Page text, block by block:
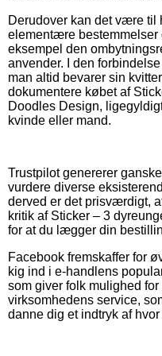
Derudover kan det være
elementære bestemmelser
eksempel den
anvender. I den
man altid bevarer sin
dokumentere købet af
Doodles Design,
kvinde eller mand.
Trustpilot genererer
vurdere diverse
derved er det prisværdigt,
kritik af Sticker – 3
for at du lægger din
Facebook fremskaffer for
kig ind i e-handlens
som giver folk mulighed
virksomhedens service,
danne dig et indtryk af